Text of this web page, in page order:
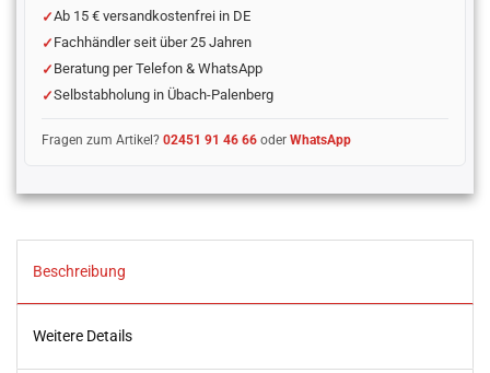
Ab 15 € versandkostenfrei in DE
Fachhändler seit über 25 Jahren
Beratung per Telefon & WhatsApp
Selbstabholung in Übach-Palenberg
Fragen zum Artikel?02451 91 46 66 oderWhatsApp
Beschreibung
Weitere Details